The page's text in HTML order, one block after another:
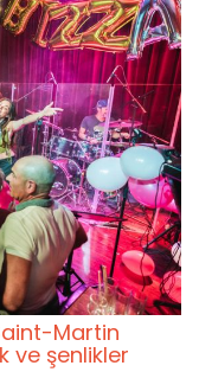
Martin
ve şenlikler